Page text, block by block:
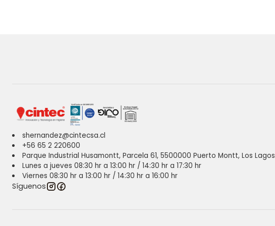
shernandez@cintecsa.cl
+56 65 2 220600
Parque Industrial Husamontt, Parcela 61, 5500000 Puerto Montt, Los Lagos
Lunes a jueves 08:30 hr a 13:00 hr / 14:30 hr a 17:30 hr
Viernes 08:30 hr a 13:00 hr / 14:30 hr a 16:00 hr
Síguenos